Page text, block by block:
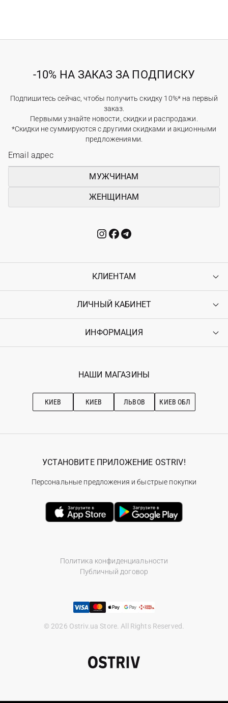
-10% НА ЗАКАЗ ЗА ПОДПИСКУ
Подпишитесь сейчас, чтобы получить скидку 10%* на первый
заказ.
Первыми узнайте новости, скидки и распродажи.
*Скидки не суммируются с другими скидками и акционными
предложениями.
МУЖЧИНАМ
ЖЕНЩИНАМ
КЛИЕНТАМ
Контакты
Возврат
Гарантия
ЛИЧНЫЙ КАБИНЕТ
Войти
Ostriv Club+
ИНФОРМАЦИЯ
Наши магазини
Рекомендации по уходу
НАШИ МАГАЗИНЫ
КИЕВ КИЕВ ЛЬВОВ КИЕВ ОБЛ
Политика конфиденциальности
Публичный договор
© 2026 Ostriv.ua Store. All Rights Reserved.
УСТАНОВИТЕ ПРИЛОЖЕНИЕ OSTRIV!
Персональные предложения и быстрые покупки